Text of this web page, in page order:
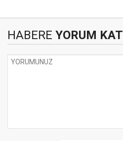
HABERE YORUM KAT